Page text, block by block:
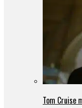
Tom Cruise